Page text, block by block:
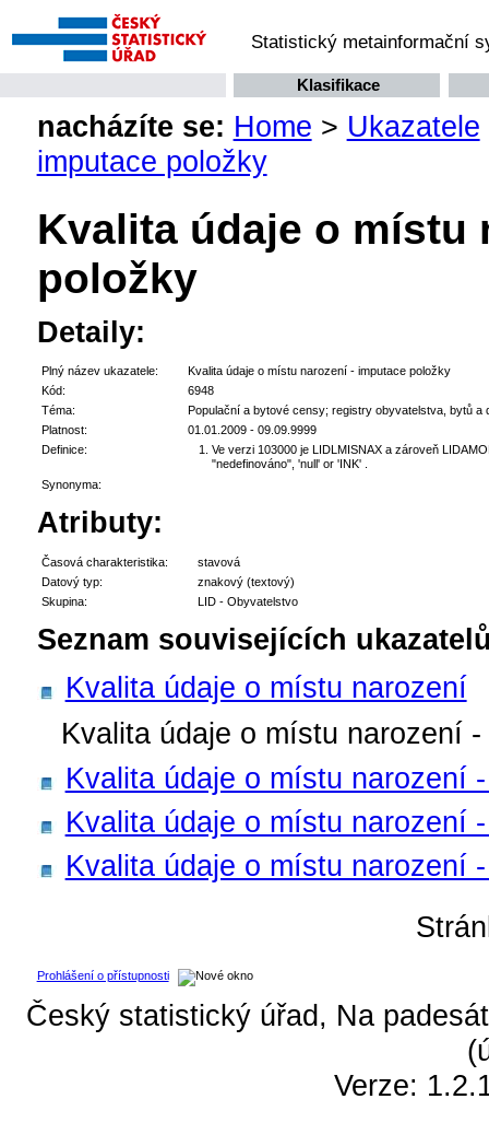
Statistický metainformační
Klasifikace
nacházíte se: Home > Ukazatele
imputace položky
Kvalita údaje o místu
položky
Detaily:
Plný název ukazatele:
Kvalita údaje o místu narození - imputace položky
Kód:
6948
Téma:
Populační a bytové censy; registry obyvatelstva, bytů a
Platnost:
01.01.2009 - 09.09.9999
Definice:
Ve verzi 103000 je LIDLMISNAX a zároveň
"nedefinováno", 'null' or 'INK' .
Synonyma:
Atributy:
Časová charakteristika:
stavová
Datový typ:
znakový (textový)
Skupina:
LID - Obyvatelstvo
Seznam souvisejících
Kvalita údaje o místu narození
Kvalita údaje o místu narození
Kvalita údaje o místu narození
Kvalita údaje o místu narození
Kvalita údaje o místu narození
Prohlášení o přístupnosti
Český statistický úřad, Na
Verze: